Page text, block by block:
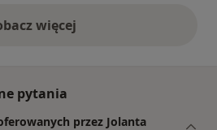
więcej
opinie powyżej
pytania
przez Jolanta